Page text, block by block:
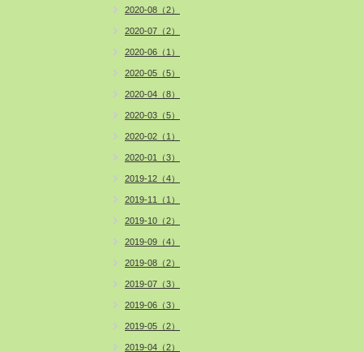
2020-08（2）
2020-07（2）
2020-06（1）
2020-05（5）
2020-04（8）
2020-03（5）
2020-02（1）
2020-01（3）
2019-12（4）
2019-11（1）
2019-10（2）
2019-09（4）
2019-08（2）
2019-07（3）
2019-06（3）
2019-05（2）
2019-04（2）